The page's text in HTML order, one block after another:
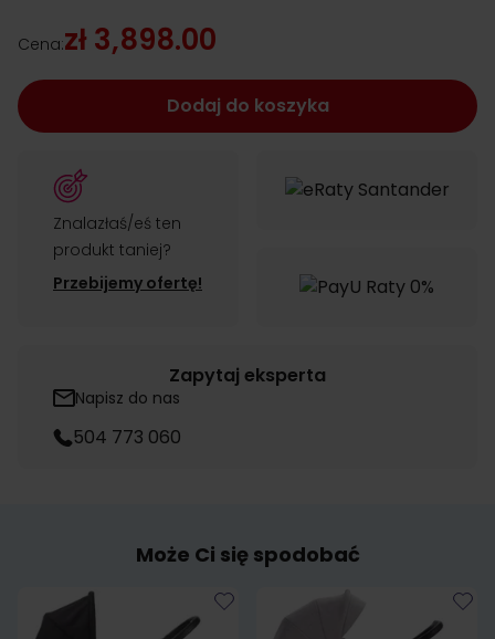
Cena:zł 3,898.00
Dodaj do koszyka
Znalazłaś/eś ten
produkt taniej?
Przebijemy ofertę!
Zapytaj eksperta
Napisz do nas
504 773 060
Może Ci się spodobać